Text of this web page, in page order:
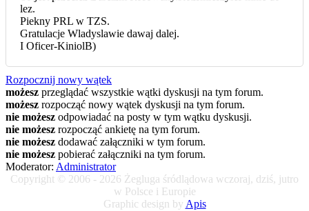
lez.
Piekny PRL w TZS.
Gratulacje Wladyslawie dawaj dalej.
I Oficer-KiniolB)
Rozpocznij nowy wątek
możesz przeglądać wszystkie wątki dyskusji na tym forum.
możesz rozpocząć nowy wątek dyskusji na tym forum.
nie możesz odpowiadać na posty w tym wątku dyskusji.
nie możesz rozpocząć ankietę na tym forum.
nie możesz dodawać załączniki w tym forum.
nie możesz pobierać załączniki na tym forum.
Moderator: Administrator
Copyright © 2006 - 2026 Żegluga śródlądowa wczoraj, dziś, jutro
w Polsce i Europie
Graphic design by Apis